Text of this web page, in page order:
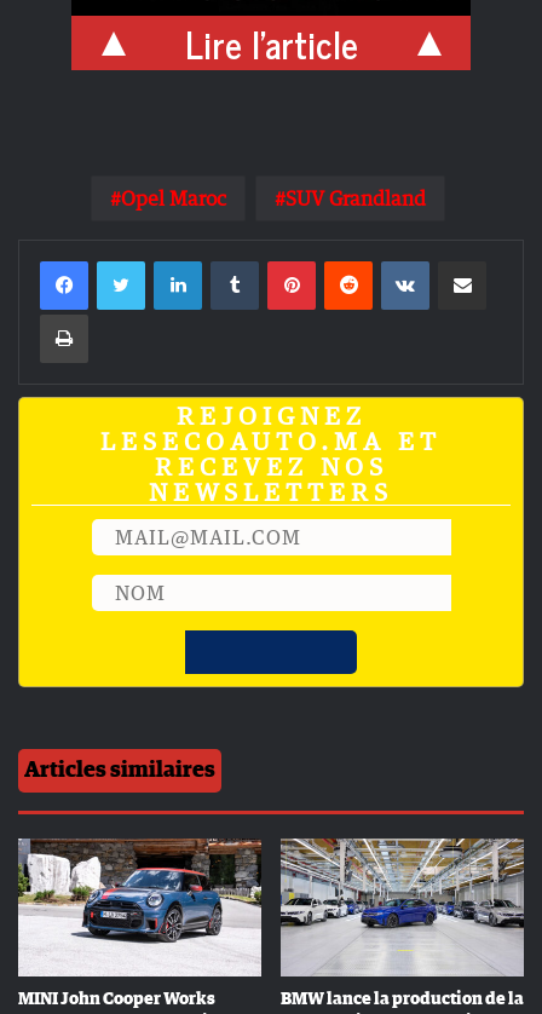
Lire l'article
Opel Maroc SUV Grandland
LinkedinTumblrPinterestReddit VKontakte
Imprimer
REJOIGNEZ
LESECOAUTO.MA ET
RECEVEZ NOS
NEWSLETTERS
Articles similaires
MINI John Cooper Works
BMW lance la production de la